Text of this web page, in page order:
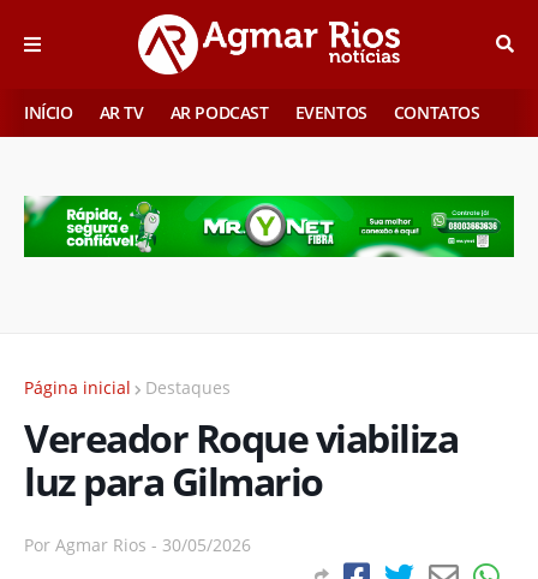
INÍCIO AR TV AR PODCAST EVENTOS CONTATOS
Página inicial Destaques
Vereador Roque viabiliza
luz para Gilmario
Por Agmar Rios - 30/05/2026